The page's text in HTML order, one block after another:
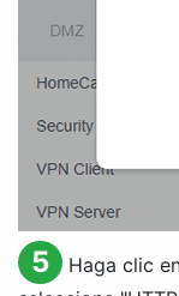
5
Haga clic